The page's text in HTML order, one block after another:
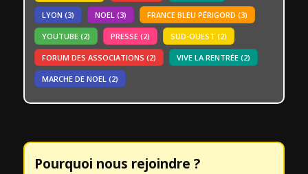
LYON (3) NOEL (3) FRANCE BLEU PÉRIGORD (3)
YOUTUBE (2) PRESSE (2) SUD-OUEST (2)
FORUM DES ASSOCIATIONS (2) VIVE LA RENTRÉE (2)
MARCHE DE NOEL (2)
Pourquoi nous rejoindre ?